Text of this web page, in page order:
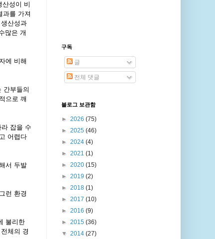
산성이 비
과를 가져
산성과
많은 개
에 비해
간부들의
으로 깨
잡을 수
어렵다
서 두발
런 환경
불리한
체의 경
구독
글
전체 댓글
블로그 보관함
► 2026 (75)
► 2025 (46)
► 2024 (4)
► 2021 (1)
► 2020 (15)
► 2019 (2)
► 2018 (1)
► 2017 (10)
► 2016 (9)
► 2015 (36)
▼ 2014 (27)